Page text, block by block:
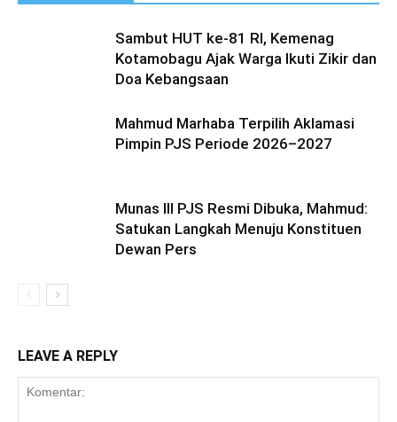
Sambut HUT ke-81 RI, Kemenag
Kotamobagu Ajak Warga Ikuti Zikir dan
Doa Kebangsaan
Mahmud Marhaba Terpilih Aklamasi
Pimpin PJS Periode 2026–2027
Munas III PJS Resmi Dibuka, Mahmud:
Satukan Langkah Menuju Konstituen
Dewan Pers
LEAVE A REPLY